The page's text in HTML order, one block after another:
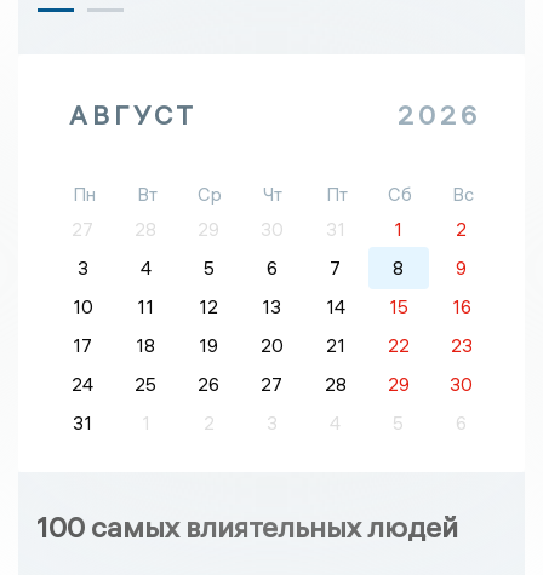
АВГУСТ 2026
Пн Вт Ср Чт Пт Сб
Вс
27
28 29 30 31 1
2
3
4 5 6 7 8
9
10
11 12 13 14 15
16
17
18 19 20 21 22
23
24
25 26 27 28 29
30
31
1 2 3 4 5 6
100 самых влиятельных людей